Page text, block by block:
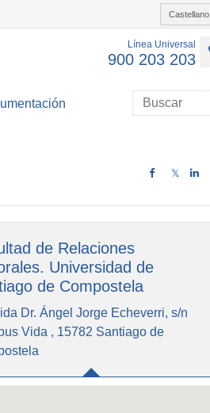
Castellano
Línea Universal
900 203 203
𝕏
de Relaciones
Universidad de
de Compostela
Dr. Ángel Jorge Echeverri, s/n
Vida , 15782 Santiago de